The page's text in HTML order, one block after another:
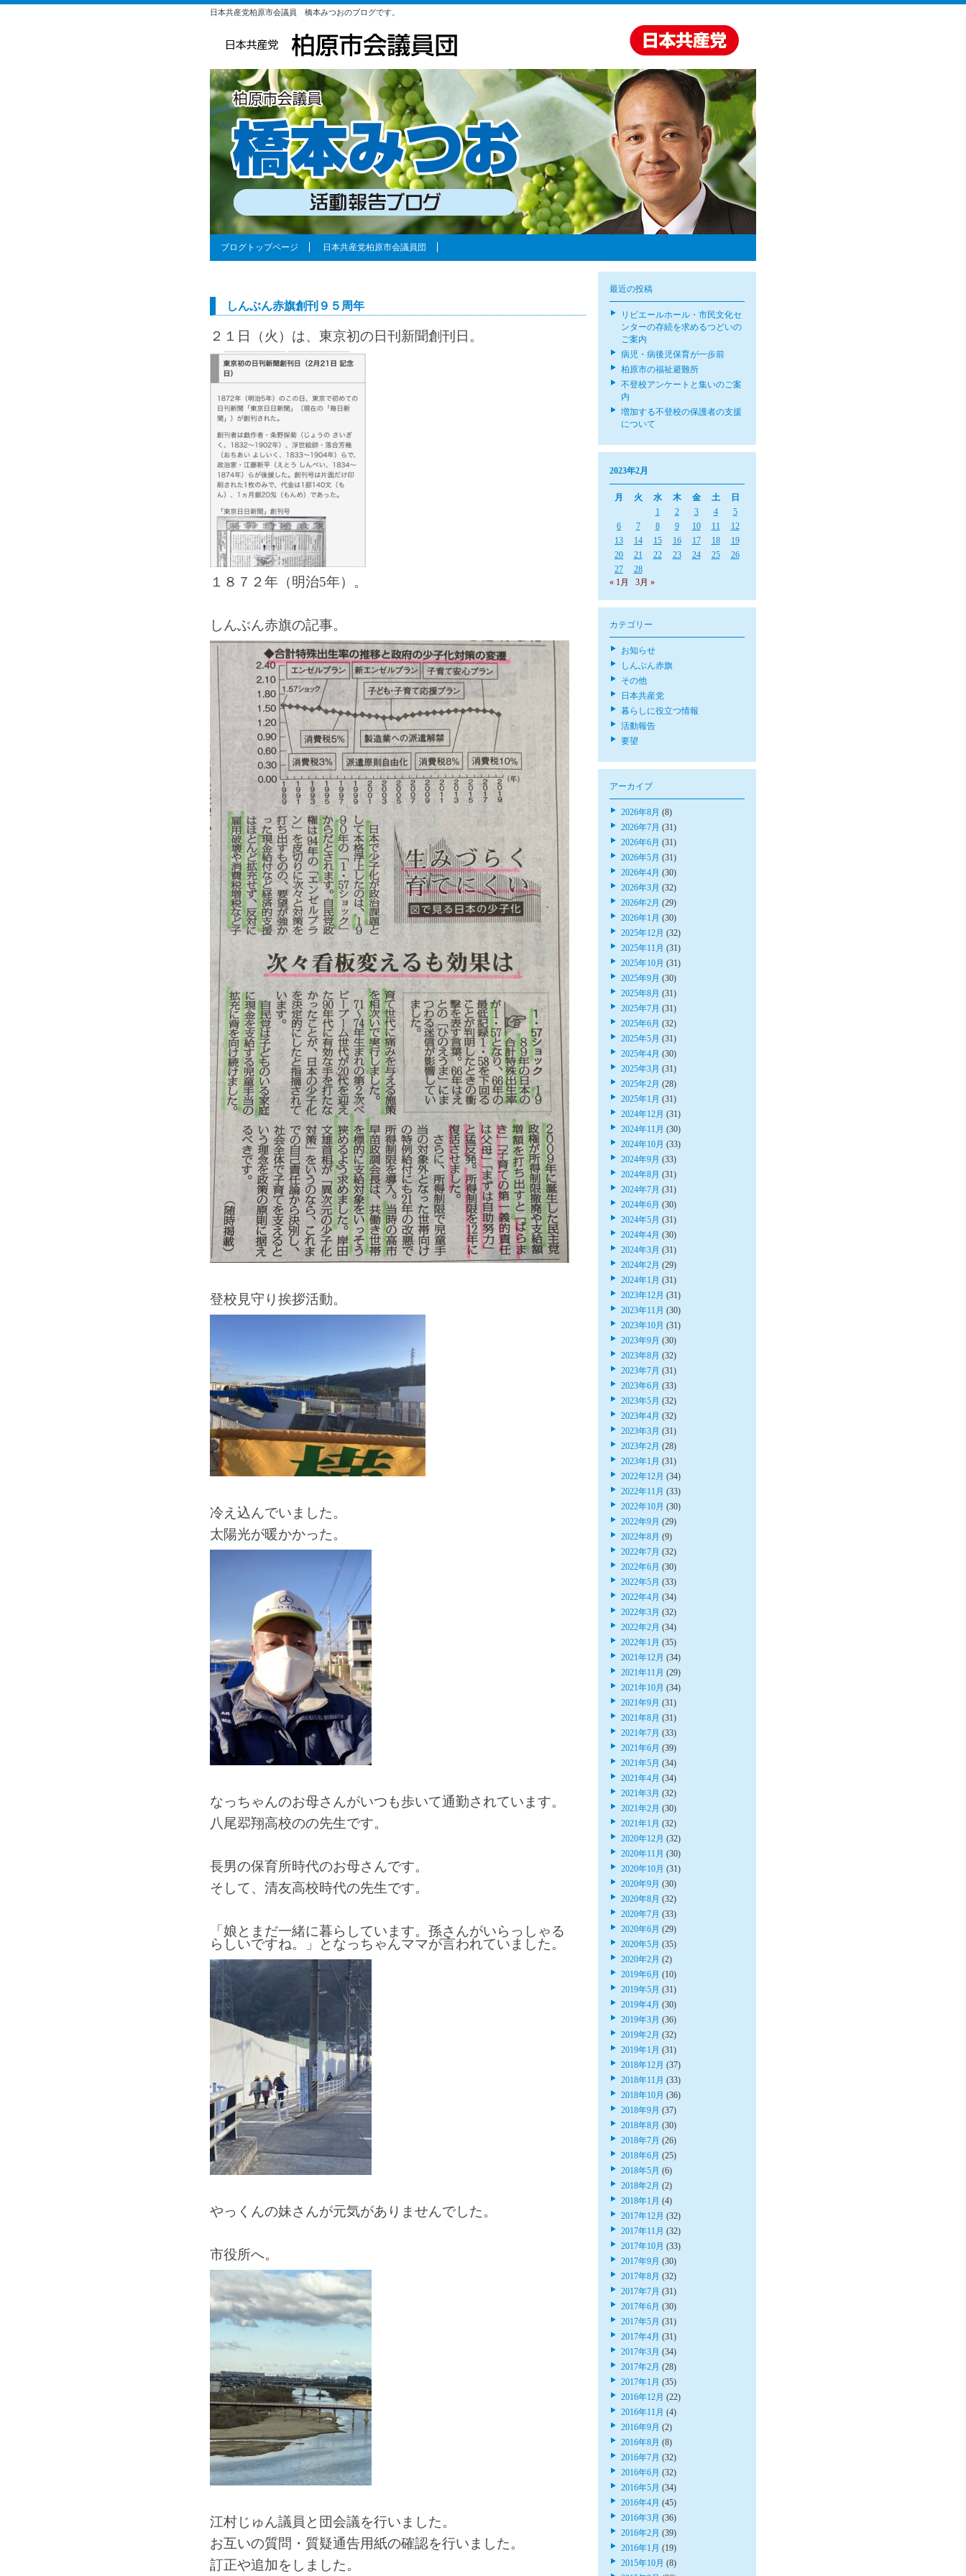
日本共産党柏原市会議員 橋本みつおのブログです。
ブログトップページ 日本共産党柏原市会議員団
しんぶん赤旗創刊９５周年
２１日（火）は、東京初の日刊新聞創刊日。
１８７２年（明治5年）。
しんぶん赤旗の記事。
登校見守り挨拶活動。
冷え込んでいました。
太陽光が暖かかった。
なっちゃんのお母さんがいつも歩いて通勤されています。
八尾翆翔高校のの先生です。
長男の保育所時代のお母さんです。
そして、清友高校時代の先生です。
「娘とまだ一緒に暮らしています。孫さんがいらっしゃる
らしいですね。」となっちゃんママが言われていました。
やっくんの妹さんが元気がありませんでした。
市役所へ。
江村じゅん議員と団会議を行いました。
お互いの質問・質疑通告用紙の確認を行いました。
訂正や追加をしました。
最近の投稿
リビエールホール・市民文化セ
ンターの存続を求めるつどいの
ご案内
病児・病後児保育が一歩前
柏原市の福祉避難所
不登校アンケートと集いのご案
内
増加する不登校の保護者の支援
について
2023年2月
月 火 水 木 金 土
日
1
2 3 4
5
6
7 8 9 10 11
12
13
14 15 16 17 18
19
20
21 22 23 24 25
26
27
28
« 1月
3月 »
カテゴリー
お知らせ
しんぶん赤旗
その他
日本共産党
暮らしに役立つ情報
活動報告
要望
アーカイブ
2026年8月 (8)
2026年7月 (31)
2026年6月 (31)
2026年5月 (31)
2026年4月 (30)
2026年3月 (32)
2026年2月 (29)
2026年1月 (30)
2025年12月 (32)
2025年11月 (31)
2025年10月 (31)
2025年9月 (30)
2025年8月 (31)
2025年7月 (31)
2025年6月 (32)
2025年5月 (31)
2025年4月 (30)
2025年3月 (31)
2025年2月 (28)
2025年1月 (31)
2024年12月 (31)
2024年11月 (30)
2024年10月 (33)
2024年9月 (33)
2024年8月 (31)
2024年7月 (31)
2024年6月 (30)
2024年5月 (31)
2024年4月 (30)
2024年3月 (31)
2024年2月 (29)
2024年1月 (31)
2023年12月 (31)
2023年11月 (30)
2023年10月 (31)
2023年9月 (30)
2023年8月 (32)
2023年7月 (31)
2023年6月 (33)
2023年5月 (32)
2023年4月 (32)
2023年3月 (31)
2023年2月 (28)
2023年1月 (31)
2022年12月 (34)
2022年11月 (33)
2022年10月 (30)
2022年9月 (29)
2022年8月 (9)
2022年7月 (32)
2022年6月 (30)
2022年5月 (33)
2022年4月 (34)
2022年3月 (32)
2022年2月 (34)
2022年1月 (35)
2021年12月 (34)
2021年11月 (29)
2021年10月 (34)
2021年9月 (31)
2021年8月 (31)
2021年7月 (33)
2021年6月 (39)
2021年5月 (34)
2021年4月 (34)
2021年3月 (32)
2021年2月 (30)
2021年1月 (32)
2020年12月 (32)
2020年11月 (30)
2020年10月 (31)
2020年9月 (30)
2020年8月 (32)
2020年7月 (33)
2020年6月 (29)
2020年5月 (35)
2020年2月 (2)
2019年6月 (10)
2019年5月 (31)
2019年4月 (30)
2019年3月 (36)
2019年2月 (32)
2019年1月 (31)
2018年12月 (37)
2018年11月 (33)
2018年10月 (36)
2018年9月 (37)
2018年8月 (30)
2018年7月 (26)
2018年6月 (25)
2018年5月 (6)
2018年2月 (2)
2018年1月 (4)
2017年12月 (32)
2017年11月 (32)
2017年10月 (33)
2017年9月 (30)
2017年8月 (32)
2017年7月 (31)
2017年6月 (30)
2017年5月 (31)
2017年4月 (31)
2017年3月 (34)
2017年2月 (28)
2017年1月 (35)
2016年12月 (22)
2016年11月 (4)
2016年9月 (2)
2016年8月 (8)
2016年7月 (32)
2016年6月 (32)
2016年5月 (34)
2016年4月 (45)
2016年3月 (36)
2016年2月 (39)
2016年1月 (19)
2015年10月 (8)